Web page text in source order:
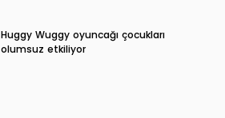
Huggy Wuggy oyuncağı çocukları
olumsuz etkiliyor